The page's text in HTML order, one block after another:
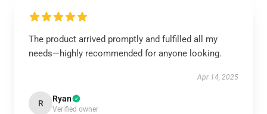
The product arrived promptly and fulfilled all my
needs—highly recommended for anyone looking.
Apr 14, 2025
R Ryan
Verified owner